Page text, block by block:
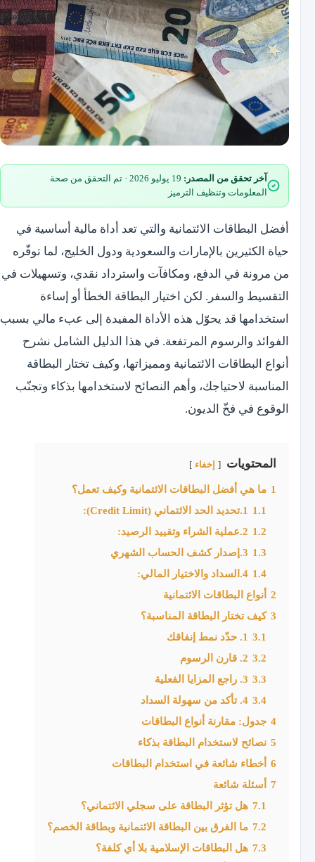
آخر تحقق من المصدر:
19 يوليو 2026 · تم التحقق من صحة
المعلومات وتنظيف الترميز
أفضل البطاقات الائتمانية والتي تعد أداة مالية أساسية في
حياة الكثيرين بالإمارات والسعودية ودول الخليج، لما توفّره
من مرونة في الدفع، ومكافآت واسترداد نقدي، وتسهيلات في
التقسيط والسفر. لكن اختيار البطاقة الخطأ أو إساءة
استخدامها قد يحوّل هذه الأداة المفيدة إلى عبء مالي بسبب
الفوائد والرسوم المرتفعة. في هذا الدليل الشامل نشرح
أنواع البطاقات الائتمانية ومميزاتها، وكيف تختار البطاقة
المناسبة لاحتياجك، وأهم النصائح لاستخدامها بذكاء وتجنّب
الوقوع في فخّ الديون.
المحتويات إخفاء
1 ما هي أفضل البطاقات الائتمانية وكيف تعمل؟
1.1
‫1.تحديد الحد الائتماني (Credit Limit):‏
1.2 ‫2.عملية الشراء وتقييد الرصيد:‏
1.3 ‫3.إصدار كشف الحساب الشهري
1.4 ‫4.السداد والاختيار المالي:
2
أنواع البطاقات الائتمانية
3 كيف تختار البطاقة المناسبة؟
3.1 1. حدّد نمط إنفاقك
3.2 2. قارن الرسوم
3.3 3. راجع المزايا الفعلية
3.4 4. تأكد من سهولة السداد
4 جدول: مقارنة أنواع البطاقات
5 نصائح لاستخدام البطاقة بذكاء
6
أخطاء شائعة في استخدام البطاقات
7
أسئلة شائعة
7.1 هل تؤثر البطاقة على سجلي الائتماني؟
7.2 ما الفرق بين البطاقة الائتمانية وبطاقة الخصم؟
7.3 هل البطاقات الإسلامية بلا أي كلفة؟